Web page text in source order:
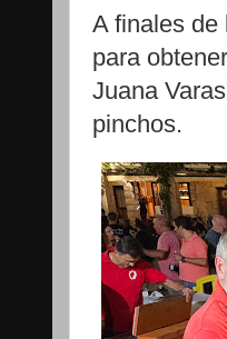
A finales de
para
Juana
pinchos.